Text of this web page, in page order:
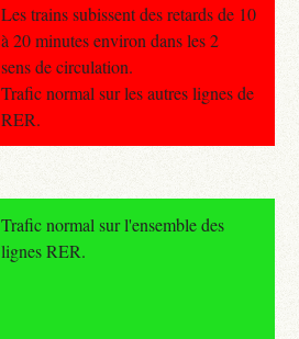
Les trains subissent des retards de 10
à 20 minutes environ dans les 2
sens de circulation.
Trafic normal sur les autres lignes de
RER.
Trafic normal sur l'ensemble des
lignes RER.